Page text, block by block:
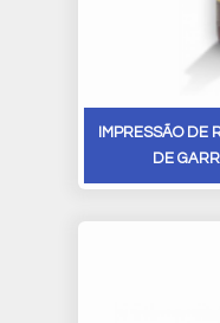
IMPRESSÃO DE
DE